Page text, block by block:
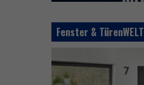
Fenster & TürenWELT